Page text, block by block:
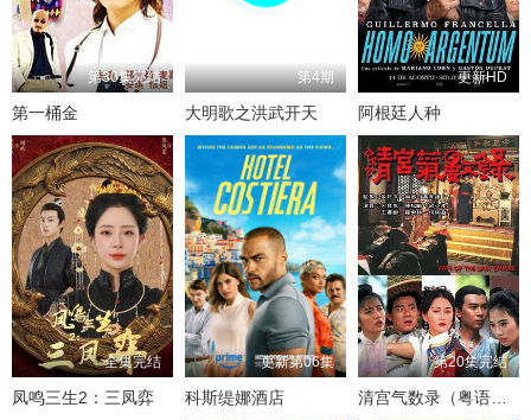
第30集完结
第一桶金
第4期
大明歌之洪武开天
更新HD
阿根廷人种
全集完结
凤鸣三生2：三凤弈
更新第06集
科斯缇娜酒店
第20集完结
清宫气数录（粤语版）